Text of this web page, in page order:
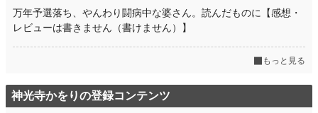
年間ポイント 1,589 pt (72,861 位)
万年予選落ち、やんわり闘病中な婆さん。読んだものに【感想・
レビューは書きません（書けません）】
もっと見る
神光寺かをりの登録コンテンツ